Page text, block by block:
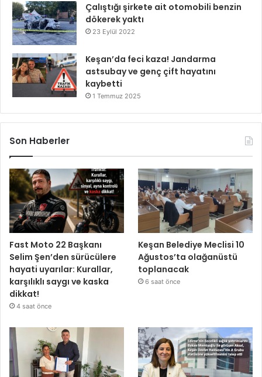
Çalıştığı şirkete ait otomobili benzin
dökerek yaktı
23 Eylül 2022
Keşan’da feci kaza! Jandarma
astsubay ve genç çift hayatını
kaybetti
1 Temmuz 2025
Son Haberler
Fast Moto 22 Başkanı
Selim Şen’den sürücülere
hayati uyarılar: Kurallar,
karşılıklı saygı ve kaska
dikkat!
4 saat önce
Keşan Belediye Meclisi 10
Ağustos’ta olağanüstü
toplanacak
6 saat önce